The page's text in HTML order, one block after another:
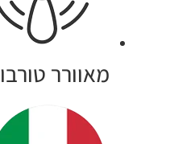
מאוורר טורבו